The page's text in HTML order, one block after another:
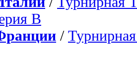
B
/